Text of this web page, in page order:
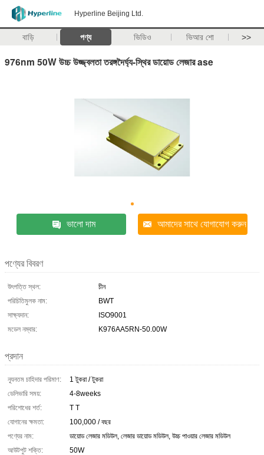
Hyperline Beijing Ltd.
বাড়ি পণ্য ভিডিও ভিআর শো >>
976nm 50W উচ্চ উজ্জ্বলতা তরঙ্গদৈর্ঘ্য-স্থির ডায়োড লেজার ase
ভালো দাম আমাদের সাথে যোগাযোগ করুন
পণ্যের বিবরণ
উৎপত্তি স্থল:
চীন
পরিচিতিমুলক নাম:
BWT
সাক্ষ্যদান:
ISO9001
মডেল নম্বার:
K976AA5RN-50.00W
প্রদান
ন্যূনতম চাহিদার পরিমাণ:
1 টুকরা / টুকরা
ডেলিভারি সময়:
4-8weeks
পরিশোধের শর্ত:
T T
যোগানের ক্ষমতা:
100,000 / বছর
পণ্যের নাম:
ডায়োড লেজার মডিউল, লেজার ডায়োড মডিউল, উচ্চ পাওয়ার লেজার মডিউল
আউটপুট শক্তি:
50W